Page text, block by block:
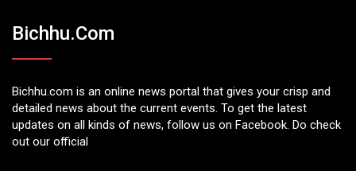
Bichhu.com
Bichhu.com is an online news portal that gives your crisp and
detailed news about the current events. To get the latest
updates on all kinds of news, follow us on Facebook. Do check
out our official